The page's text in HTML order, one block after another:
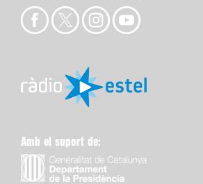
Amb el suport de: